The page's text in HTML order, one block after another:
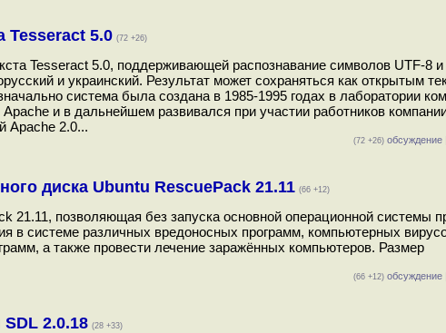
Tesseract 5.0 (72 +26)
Tesseract 5.0, поддерживающей распознавание символов UTF-8 и
и украинский. Результат может сохраняться как открытым
система была создана в 1985-1995 годах в лаборатории
и в дальнейшем развивался при участии работников
Apache 2.0...
(72 +26) обсуждение
диска Ubuntu RescuePack 21.11 (66 +12)
21.11, позволяющая без запуска основной операционной системы
в системе различных вредоносных программ, компьютерных
а также провести лечение заражённых компьютеров. Размер
(66 +12) обсуждение
2.0.18 (28 +33)